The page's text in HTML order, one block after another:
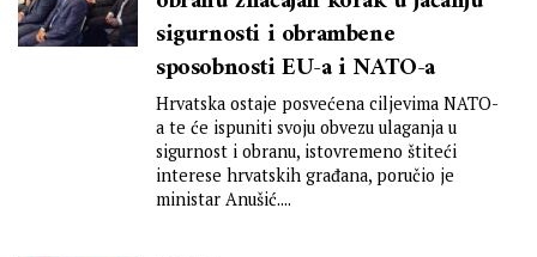
sigurnosti i obrambene
sposobnosti EU-a i NATO-a
Hrvatska ostaje posvećena ciljevima NATO-
a te će ispuniti svoju obvezu ulaganja u
sigurnost i obranu, istovremeno štiteći
interese hrvatskih građana, poručio je
ministar Anušić....